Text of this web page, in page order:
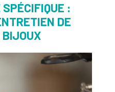
:
DE
BIJOUX